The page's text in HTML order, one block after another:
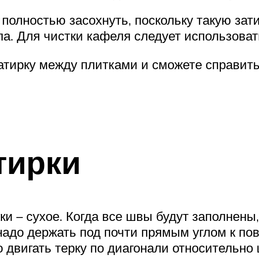
засохнуть, поскольку такую
Для чистки кафеля следует
между плитками и сможете
– сухое. Когда все швы будут
держать под почти прямым углом к
терку по диагонали